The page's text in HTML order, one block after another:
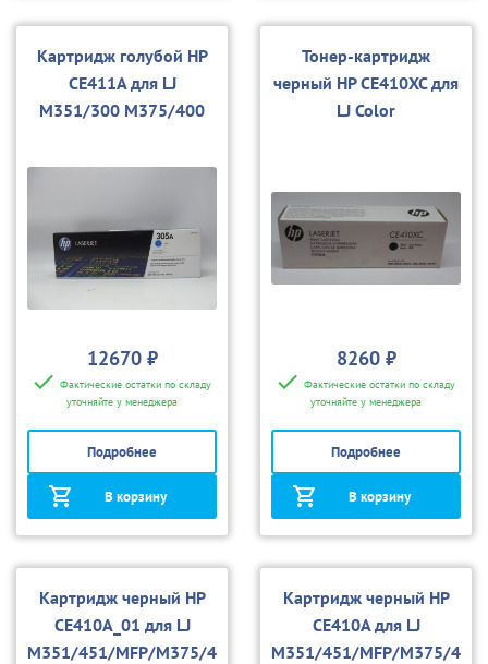
Картридж голубой HP
CE411A для LJ
M351/300 M375/400
12670 ₽
Фактические остатки по складу
уточняйте у менеджера
Подробнее
В корзину
Тонер-картридж
черный HP CE410XC для
LJ Color
8260 ₽
Фактические остатки по складу
уточняйте у менеджера
Подробнее
В корзину
Картридж черный HP
CE410A_01 для LJ
M351/451/MFP/M375/4
Картридж черный HP
CE410A для LJ
M351/451/MFP/M375/4